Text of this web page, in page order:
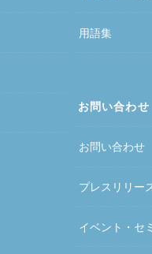
用語集
お問い合わせ
お問い合わせ
プレスリリー
イベント・セ